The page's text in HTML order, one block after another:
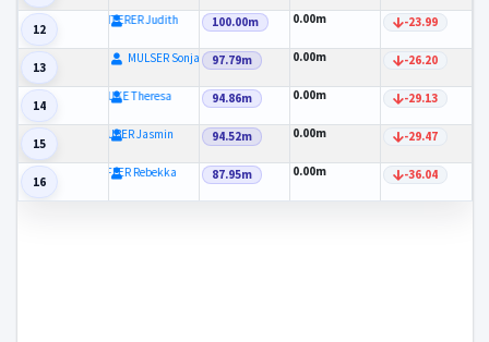
12
GANTERER Judith 100.00m 0.00m -23.99
13
MULSER Sonja 97.79m 0.00m -26.20
14
HAUKE Theresa 94.86m 0.00m -29.13
15
GRUBER Jasmin 94.52m 0.00m -29.47
16
KOFLER Rebekka 87.95m 0.00m -36.04